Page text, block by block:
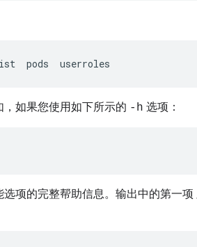
pods  userroles
如果您使用如下所示的 -h 选项：
选项的完整帮助信息。输出中的第一项